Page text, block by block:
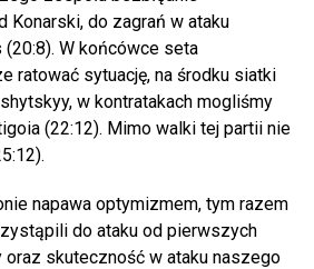
Konarski, do zagrań w ataku
W końcówce seta
ratować sytuację, na środku siatki
w kontratakach mogliśmy
(22:12). Mimo walki tej partii nie
napawa optymizmem, tym razem
do ataku od pierwszych
oraz skuteczność w ataku naszego